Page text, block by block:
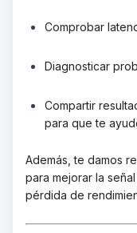
Comprobar
Diagnosticar
Compartir
para que te
Además, te damos
para mejorar la
pérdida de